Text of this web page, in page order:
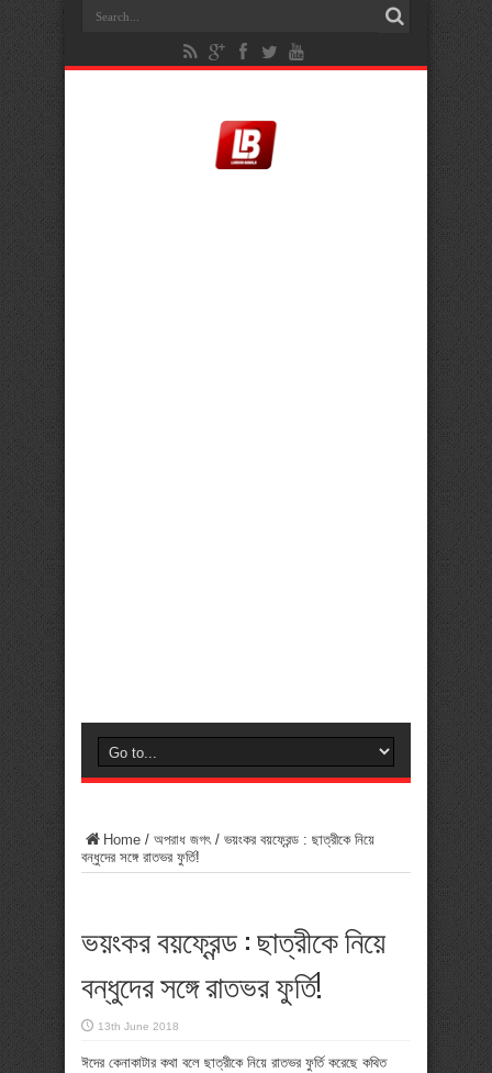
Home / অপরাধ জগৎ/ ভয়ংকর বয়ফ্রেন্ড : ছাত্রীকে নিয়ে
বন্ধুদের সঙ্গে রাতভর ফুর্তি!
ভয়ংকর বয়ফ্রেন্ড : ছাত্রীকে নিয়ে
বন্ধুদের সঙ্গে রাতভর ফুর্তি!
13th June 2018
ঈদের কেনাকাটার কথা বলে ছাত্রীকে নিয়ে রাতভর ফুর্তি করেছে কথিত